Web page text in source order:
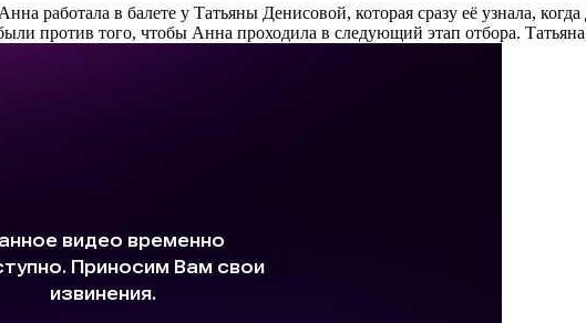
работала в балете у Татьяны Денисовой, которая сразу её узнала,
против того, чтобы Анна проходила в следующий этап отбора.